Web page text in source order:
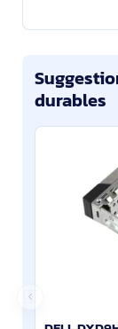
durables